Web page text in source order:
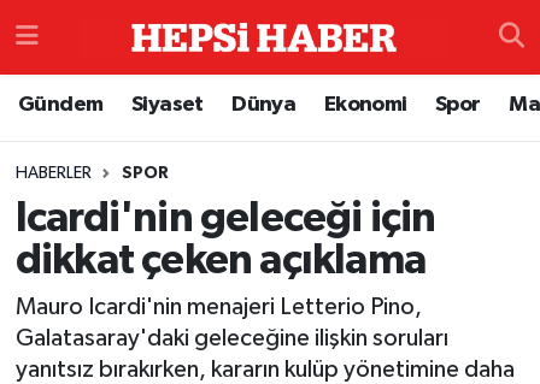
Gündem Siyaset Dünya Ekonomi Spor
HABERLER SPOR
Icardi'nin geleceği için
dikkat çeken açıklama
Mauro Icardi'nin menajeri Letterio Pino,
Galatasaray'daki geleceğine ilişkin soruları
yanıtsız bırakırken, kararın kulüp yönetimine daha
Çevre
Dünya
Eğitim
İzmir Namaz Vakitleri
İstanbul Trafik Yoğunluk Haritası
Süper Lig Puan Durumu ve Fikstür